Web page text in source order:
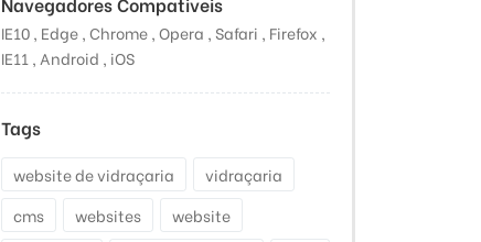
IE10 , Edge , Chrome , Opera , Safari , Firefox ,
IE11 , Android , iOS
Tags
website de vidraçaria
vidraçaria
cms
websites
website